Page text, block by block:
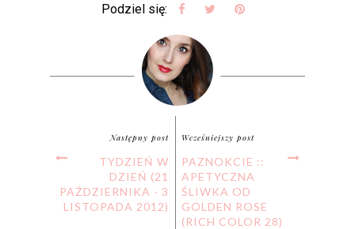
Podziel się:
Następny post
TYDZIEŃ W
DZIEŃ (21
PAŹDZIERNIKA - 3
LISTOPADA 2012)
Wcześniejszy post
PAZNOKCIE ::
APETYCZNA
ŚLIWKA OD
GOLDEN ROSE
(RICH COLOR 28)